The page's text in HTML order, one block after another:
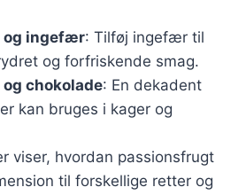
og ingefær: Tilføj ingefær til
og forfriskende smag.
chokolade: En dekadent
kan bruges i kager og
viser, hvordan passionsfrugt
til forskellige retter og